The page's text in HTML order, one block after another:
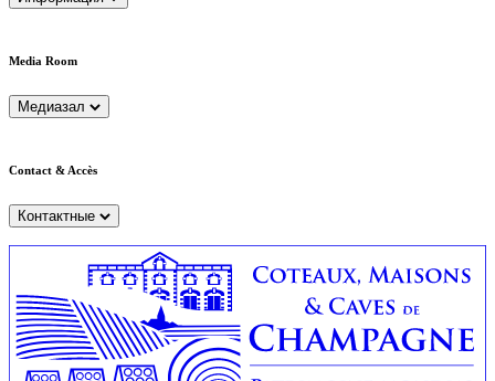
Media Room
Медиазал
Contact & Accès
Контактные